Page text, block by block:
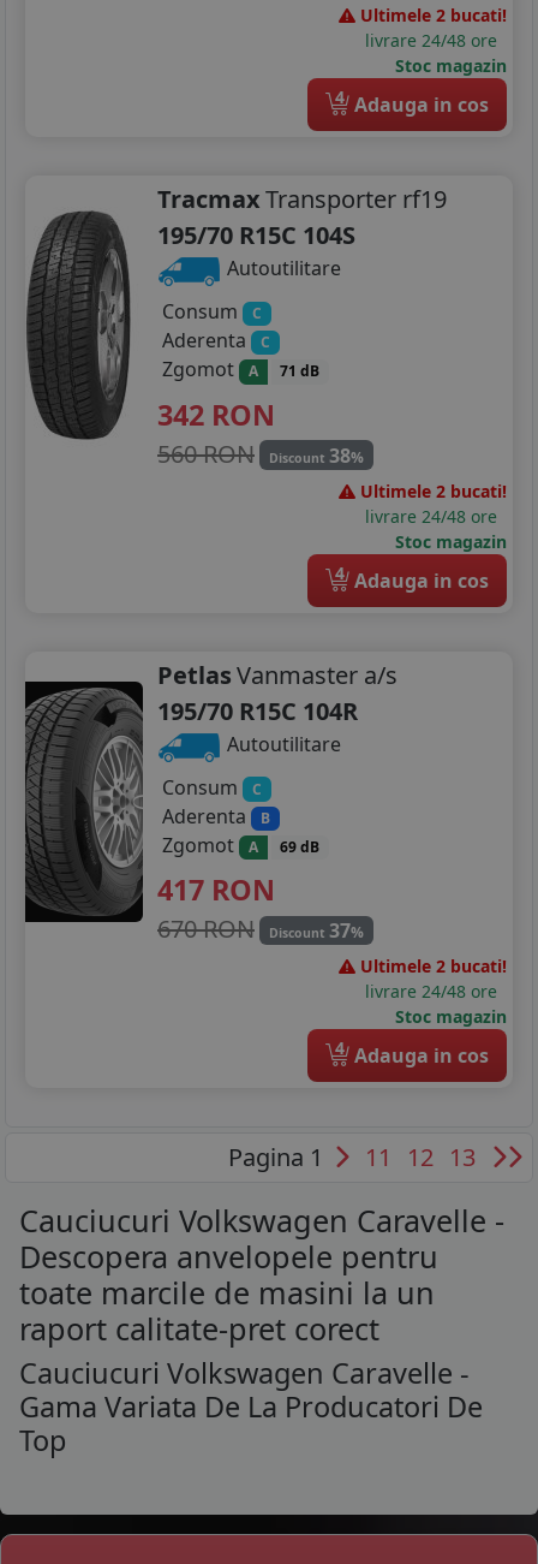
Ultimele 2 bucati!
livrare 24/48 ore
Stoc magazin
4 Adauga in cos
TracmaxTransporter rf19
195/70 R15C 104S
Autoutilitare
Consum
C
Aderenta C
Zgomot A 71 dB
342 RON
560 RON Discount 38%
Ultimele 2 bucati!
livrare 24/48 ore
Stoc magazin
4 Adauga in cos
PetlasVanmaster a/s
195/70 R15C 104R
Autoutilitare
Consum
C
Aderenta B
Zgomot A 69 dB
417 RON
670 RON Discount 37%
Ultimele 2 bucati!
livrare 24/48 ore
Stoc magazin
4 Adauga in cos
Pagina 1 11 12 13
Cauciucuri Volkswagen Caravelle -
Descopera anvelopele pentru
toate marcile de masini la un
raport calitate-pret corect
Cauciucuri Volkswagen Caravelle -
Gama Variata De La Producatori De
Top